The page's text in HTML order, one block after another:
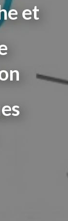
et